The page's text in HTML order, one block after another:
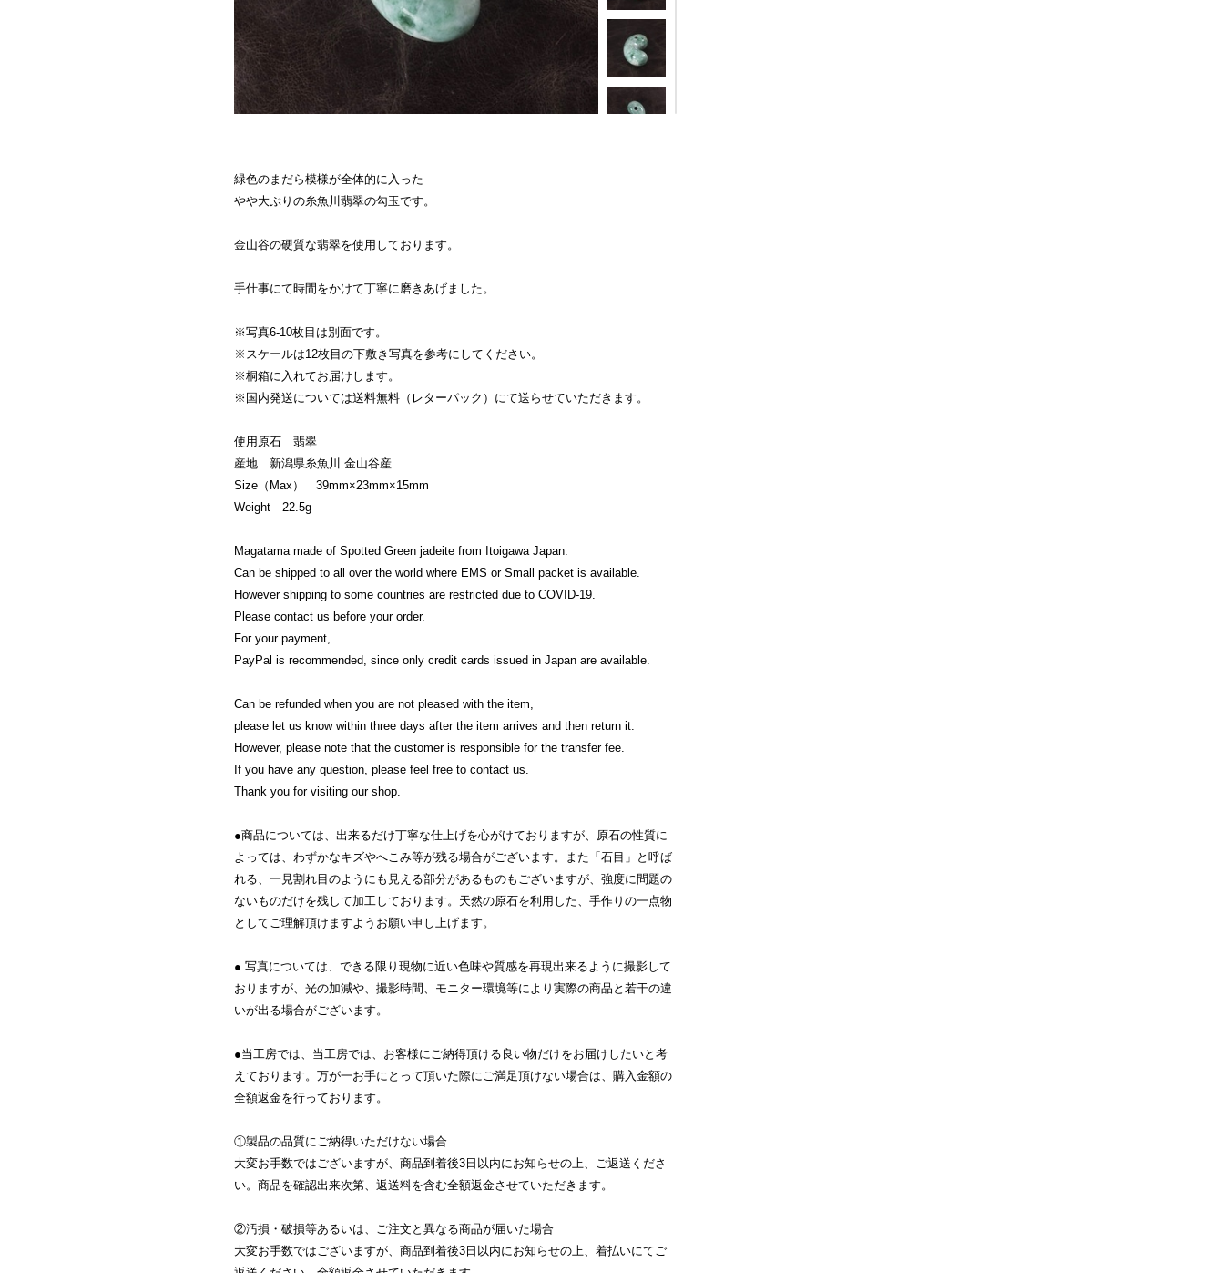
緑色のまだら模様が全体的に入った
やや大ぶりの糸魚川翡翠の勾玉です。
金山谷の硬質な翡翠を使用しております。
手仕事にて時間をかけて丁寧に磨きあげました。
※写真6-10枚目は別面です。
※スケールは12枚目の下敷き写真を参考にしてください。
※桐箱に入れてお届けします。
※国内発送については送料無料（レターパック）にて送らせていただきます。
使用原石 翡翠
産地 新潟県糸魚川 金山谷産
Size（Max） 39mm×23mm×15mm
Weight 22.5g
Magatama made of Spotted Green jadeite from Itoigawa Japan.
Can be shipped to all over the world where EMS or Small packet is available.
However shipping to some countries are restricted due to COVID-19.
Please contact us before your order.
For your payment,
PayPal is recommended, since only credit cards issued in Japan are available.
Can be refunded when you are not pleased with the item,
please let us know within three days after the item arrives and then return it.
However, please note that the customer is responsible for the transfer fee.
If you have any question, please feel free to contact us.
Thank you for visiting our shop.
●商品については、出来るだけ丁寧な仕上げを心がけておりますが、原石の性質に
よっては、わずかなキズやへこみ等が残る場合がございます。また「石目」と呼ば
れる、一見割れ目のようにも見える部分があるものもございますが、強度に問題の
ないものだけを残して加工しております。天然の原石を利用した、手作りの一点物
としてご理解頂けますようお願い申し上げます。
● 写真については、できる限り現物に近い色味や質感を再現出来るように撮影して
おりますが、光の加減や、撮影時間、モニター環境等により実際の商品と若干の違
いが出る場合がございます。
●当工房では、当工房では、お客様にご納得頂ける良い物だけをお届けしたいと考
えております。万が一お手にとって頂いた際にご満足頂けない場合は、購入金額の
全額返金を行っております。
①製品の品質にご納得いただけない場合
大変お手数ではございますが、商品到着後3日以内にお知らせの上、ご返送くださ
い。商品を確認出来次第、返送料を含む全額返金させていただきます。
②汚損・破損等あるいは、ご注文と異なる商品が届いた場合
大変お手数ではございますが、商品到着後3日以内にお知らせの上、着払いにてご